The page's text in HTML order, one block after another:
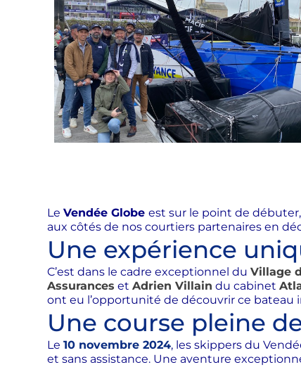
Le Vendée Globe est sur le point de
aux côtés de nos courtiers partenaires en
Une expérience
C’est dans le cadre exceptionnel du Village
Assurances et Adrien Villain du cabinet
ont eu l’opportunité de découvrir ce bateau
Une course pleine
Le 10 novembre 2024, les skippers du
et sans assistance. Une aventure